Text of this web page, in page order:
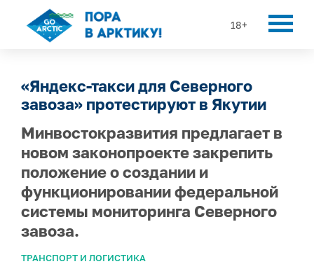
18+
«Яндекс-такси для Северного
завоза» протестируют в Якутии
Минвостокразвития предлагает в
новом законопроекте закрепить
положение о создании и
функционировании федеральной
системы мониторинга Северного
завоза.
ТРАНСПОРТ И ЛОГИСТИКА